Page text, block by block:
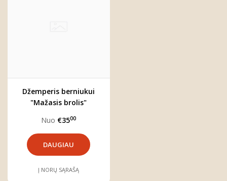
Džemperis berniukui
"Mažasis brolis"
Nuo €3500
DAUGIAU
Į NORŲ SĄRAŠĄ